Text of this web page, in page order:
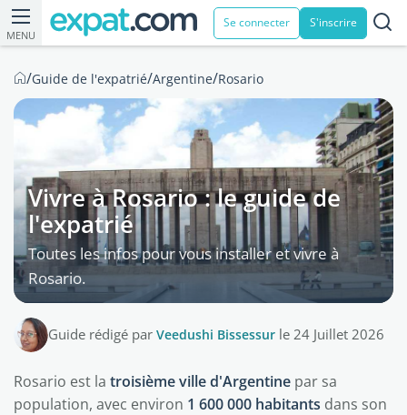
MENU
Se connecter S'inscrire
/Guide de l'expatrié/Argentine/Rosario
Vivre à Rosario : le guide de
l'expatrié
Toutes les infos pour vous installer et vivre à
Rosario.
Guide rédigé par Veedushi Bissessur le 24 Juillet 2026
Rosario est la troisième ville d'Argentine par sa
population, avec environ 1 600 000 habitants dans son